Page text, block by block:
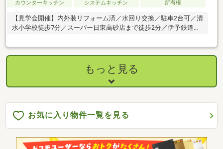
カウンターキッチン システムキッチン 所有権
【見学会開催】内外装リフォーム済／水回り交換／駐車2台可／清
水小学校徒歩7分／スーパー日東高砂店まで徒歩2分／伊予鉄道環
もっと見る
お気に入り物件一覧を見る